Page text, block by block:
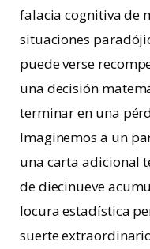
falacia cognitiva de
situaciones
puede verse
una decisión
terminar en una
Imaginemos a un
una carta adicional
de diecinueve
locura estadística
suerte